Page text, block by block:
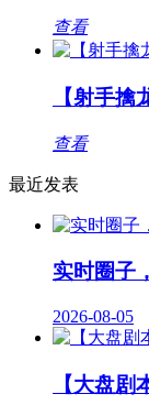
查看
【射手擒
查看
最近发表
实时圈子
2026-08-05
【大盘剧